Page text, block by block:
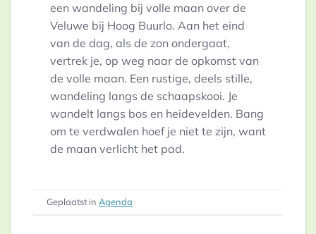
een wandeling bij volle maan over de
Veluwe bij Hoog Buurlo. Aan het eind
van de dag, als de zon ondergaat,
vertrek je, op weg naar de opkomst van
de volle maan. Een rustige, deels stille,
wandeling langs de schaapskooi. Je
wandelt langs bos en heidevelden. Bang
om te verdwalen hoef je niet te zijn, want
de maan verlicht het pad.
Geplaatst inAgenda